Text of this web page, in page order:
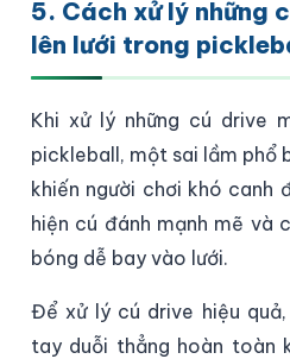
5. Cách xử lý những
lên lưới trong
Khi xử lý những cú drive
pickleball, một sai lầm phổ
khiến người chơi khó canh
hiện cú đánh mạnh mẽ và
bóng dễ bay vào lưới.
Để xử lý cú drive hiệu
tay duỗi thẳng hoàn toàn